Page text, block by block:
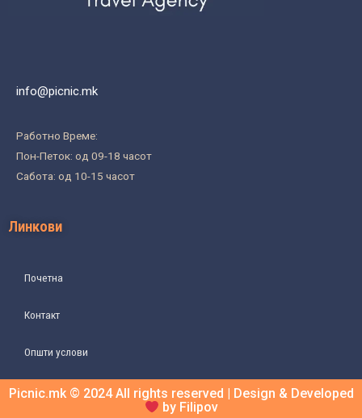
info@picnic.mk
Работно Време:
Пон-Петок: од 09-18 часот
Сабота: од 10-15 часот
Линкови
Почетна
Контакт
Општи услови
Picnic.mk © 2024 All rights reserved | Design & Developed
by Filipov